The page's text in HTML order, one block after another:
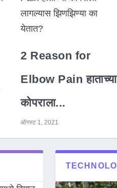
2 Reason for
Elbow Pain हाताच्या
कोपराला...
ऑगस्ट 1, 2021